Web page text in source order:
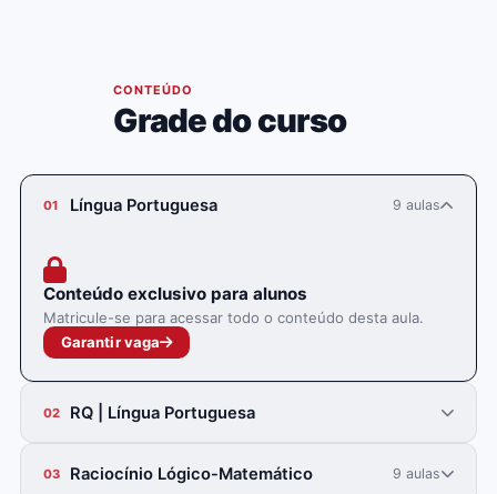
CONTEÚDO
Grade do curso
01 Língua Portuguesa 9 aulas
Conteúdo exclusivo para alunos
Matricule-se para acessar todo o conteúdo desta aula.
Garantir vaga
02 RQ | Língua Portuguesa
03 Raciocínio Lógico-Matemático 9 aulas